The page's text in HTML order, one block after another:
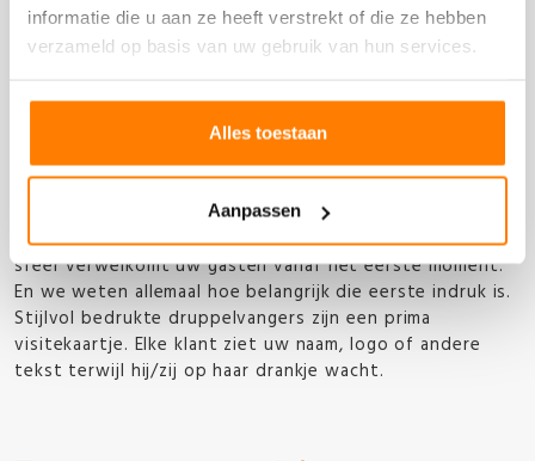
informatie die u aan ze heeft verstrekt of die ze hebben
verzameld op basis van uw gebruik van hun services.
Alles toestaan
Aanpassen
De voordelen van bedrukte
tafelaankleding
Druppelvangers zijn één van de vele voorbeelden op het
gebied van tafelaankleding. Het laten bedrukken van uw
tafelaankleding biedt een aantal voordelen. Welke? Dat
leest u hieronder: Een nette, uniforme en vriendelijke
sfeer verwelkomt uw gasten vanaf het eerste moment.
En we weten allemaal hoe belangrijk die eerste indruk is.
Stijlvol bedrukte druppelvangers zijn een prima
visitekaartje. Elke klant ziet uw naam, logo of andere
tekst terwijl hij/zij op haar drankje wacht.